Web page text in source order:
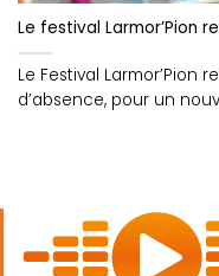
Le festival Larmor’Pion
Le Festival Larmor’Pion
d’absence, pour un